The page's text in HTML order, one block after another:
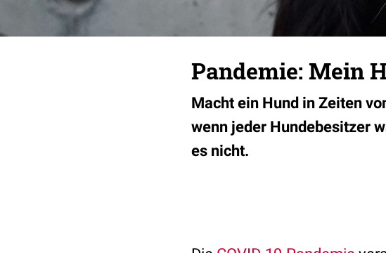
Pandemie: Mein
Macht ein Hund in Zeiten
wenn jeder Hundebesitzer
es nicht.